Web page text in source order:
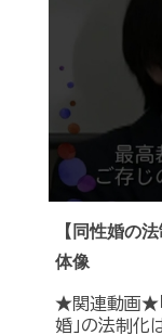
【同性婚の
体像
★関連動画★
婚」の法制化